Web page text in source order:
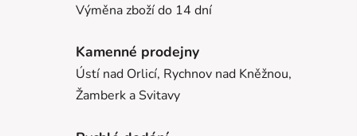
Výměna zboží do 14 dní
Kamenné prodejny
Ústí nad Orlicí, Rychnov nad Kněžnou,
Žamberk a Svitavy